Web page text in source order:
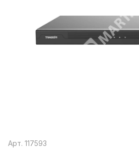
Арт. 117593